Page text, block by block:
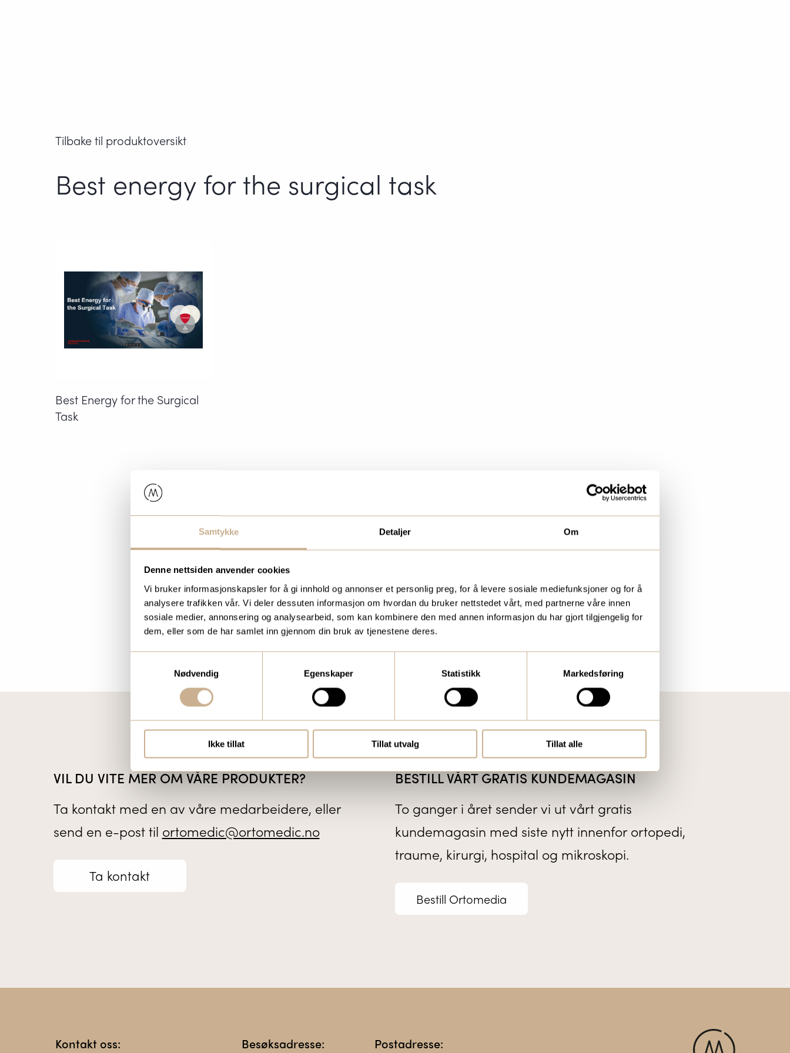
Samtykke Detaljer Om
Denne nettsiden anvender cookies
Vi bruker informasjonskapsler for å gi innhold og annonser et personlig preg, for å levere sosiale mediefunksjoner og for å
analysere trafikken vår. Vi deler dessuten informasjon om hvordan du bruker nettstedet vårt, med partnerne våre innen
sosiale medier, annonsering og analysearbeid, som kan kombinere den med annen informasjon du har gjort tilgjengelig for
dem, eller som de har samlet inn gjennom din bruk av tjenestene deres.
Nødvendig
Egenskaper Statistikk Markedsføring
Ikke tillat Tillat utvalg Tillat alle
Tilbake til produktoversikt
Best energy for the surgical task
Best Energy for the Surgical
Task
VIL DU VITE MER OM VÅRE PRODUKTER?
Ta kontakt med en av våre medarbeidere, eller
send en e-post til ortomedic@ortomedic.no
Ta kontakt
BESTILL VÅRT GRATIS KUNDEMAGASIN
To ganger i året sender vi ut vårt gratis
kundemagasin med siste nytt innenfor ortopedi,
traume, kirurgi, hospital og mikroskopi.
Bestill Ortomedia
Kontakt oss:
Besøksadresse:
Postadresse: